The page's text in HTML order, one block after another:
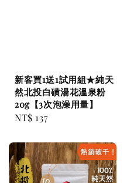
新客買1送1試用組★純天
然北投白磺湯花溫泉粉
20g【3次泡澡用量】
Regular
NT$ 137